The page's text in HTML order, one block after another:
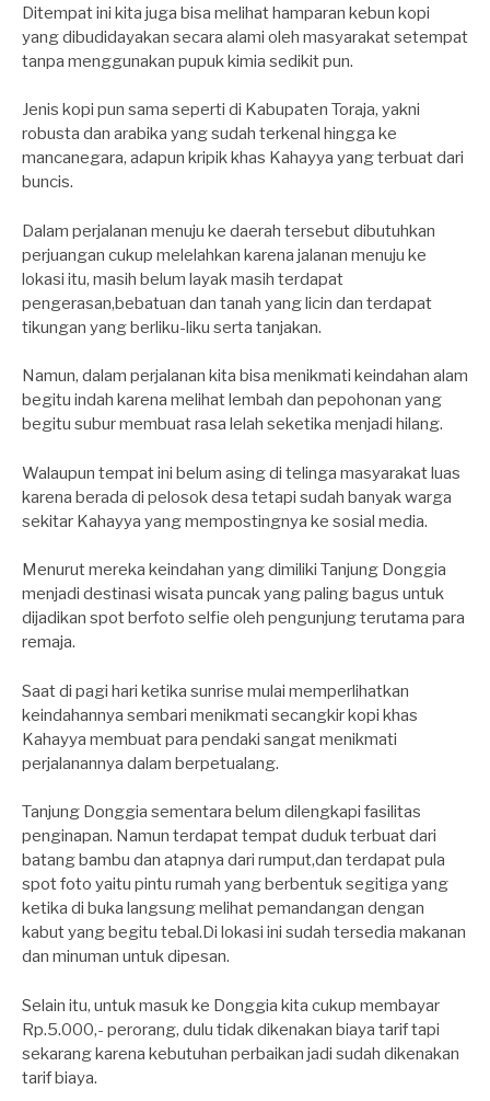
Ditempat ini kita juga bisa melihat hamparan kebun kopi
yang dibudidayakan secara alami oleh masyarakat setempat
tanpa menggunakan pupuk kimia sedikit pun.
Jenis kopi pun sama seperti di Kabupaten Toraja, yakni
robusta dan arabika yang sudah terkenal hingga ke
mancanegara, adapun kripik khas Kahayya yang terbuat dari
buncis.
Dalam perjalanan menuju ke daerah tersebut dibutuhkan
perjuangan cukup melelahkan karena jalanan menuju ke
lokasi itu, masih belum layak masih terdapat
pengerasan,bebatuan dan tanah yang licin dan terdapat
tikungan yang berliku-liku serta tanjakan.
Namun, dalam perjalanan kita bisa menikmati keindahan alam
begitu indah karena melihat lembah dan pepohonan yang
begitu subur membuat rasa lelah seketika menjadi hilang.
Walaupun tempat ini belum asing di telinga masyarakat luas
karena berada di pelosok desa tetapi sudah banyak warga
sekitar Kahayya yang mempostingnya ke sosial media.
Menurut mereka keindahan yang dimiliki Tanjung Donggia
menjadi destinasi wisata puncak yang paling bagus untuk
dijadikan spot berfoto selfie oleh pengunjung terutama para
remaja.
Saat di pagi hari ketika sunrise mulai memperlihatkan
keindahannya sembari menikmati secangkir kopi khas
Kahayya membuat para pendaki sangat menikmati
perjalanannya dalam berpetualang.
Tanjung Donggia sementara belum dilengkapi fasilitas
penginapan. Namun terdapat tempat duduk terbuat dari
batang bambu dan atapnya dari rumput,dan terdapat pula
spot foto yaitu pintu rumah yang berbentuk segitiga yang
ketika di buka langsung melihat pemandangan dengan
kabut yang begitu tebal.Di lokasi ini sudah tersedia makanan
dan minuman untuk dipesan.
Selain itu, untuk masuk ke Donggia kita cukup membayar
Rp.5.000,- perorang, dulu tidak dikenakan biaya tarif tapi
sekarang karena kebutuhan perbaikan jadi sudah dikenakan
tarif biaya.